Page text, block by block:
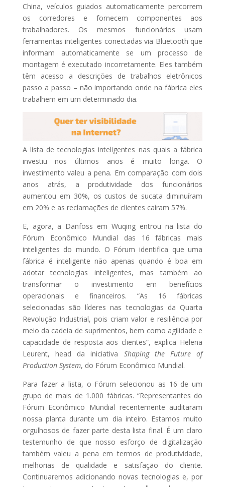
China, veículos guiados automaticamente percorrem
os corredores e fornecem componentes aos
trabalhadores. Os mesmos funcionários usam
ferramentas inteligentes conectadas via Bluetooth que
informam automaticamente se um processo de
montagem é executado incorretamente. Eles também
têm acesso a descrições de trabalhos eletrônicos
passo a passo – não importando onde na fábrica eles
trabalhem em um determinado dia.
A lista de tecnologias inteligentes nas quais a fábrica
investiu nos últimos anos é muito longa. O
investimento valeu a pena. Em comparação com dois
anos atrás, a produtividade dos funcionários
aumentou em 30%, os custos de sucata diminuíram
em 20% e as reclamações de clientes caíram 57%.
E, agora, a Danfoss em Wuqing entrou na lista do
Fórum Econômico Mundial das 16 fábricas mais
inteligentes do mundo. O Fórum identifica que uma
fábrica é inteligente não apenas quando é boa em
adotar tecnologias inteligentes, mas também ao
transformar o investimento em benefícios
operacionais e financeiros. “As 16 fábricas
selecionadas são líderes nas tecnologias da Quarta
Revolução Industrial, pois criam valor e resiliência por
meio da cadeia de suprimentos, bem como agilidade e
capacidade de resposta aos clientes”, explica Helena
Leurent, head da iniciativa Shaping the Future of
Production System, do Fórum Econômico Mundial.
Para fazer a lista, o Fórum selecionou as 16 de um
grupo de mais de 1.000 fábricas. “Representantes do
Fórum Econômico Mundial recentemente auditaram
nossa planta durante um dia inteiro. Estamos muito
orgulhosos de fazer parte desta lista final. É um claro
testemunho de que nosso esforço de digitalização
também valeu a pena em termos de produtividade,
melhorias de qualidade e satisfação do cliente.
Continuaremos adicionando novas tecnologias e, por